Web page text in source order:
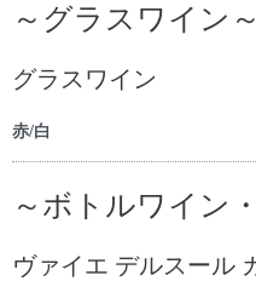
～グラスワイン～
グラスワイン
赤/白
～ボトルワイン
ヴァイエ デルスール